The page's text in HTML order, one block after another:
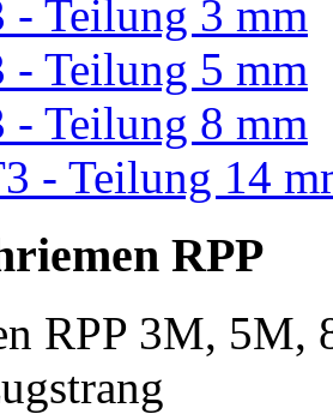
- Teilung 3 mm
- Teilung 5 mm
- Teilung 8 mm
- Teilung 14
RPP
RPP 3M, 5M,